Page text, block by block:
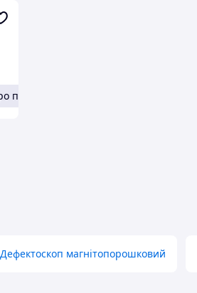
продавця
Дефектоскоп магнітопорошковий